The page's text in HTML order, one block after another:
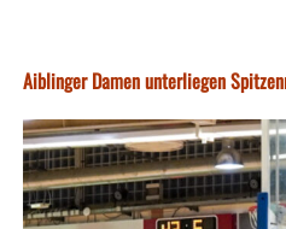
Aiblinger Damen unterliegen